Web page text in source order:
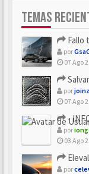
TEMAS
Fallo
por
07 Ago
por
07 Ago
-
por
03 Ago
por